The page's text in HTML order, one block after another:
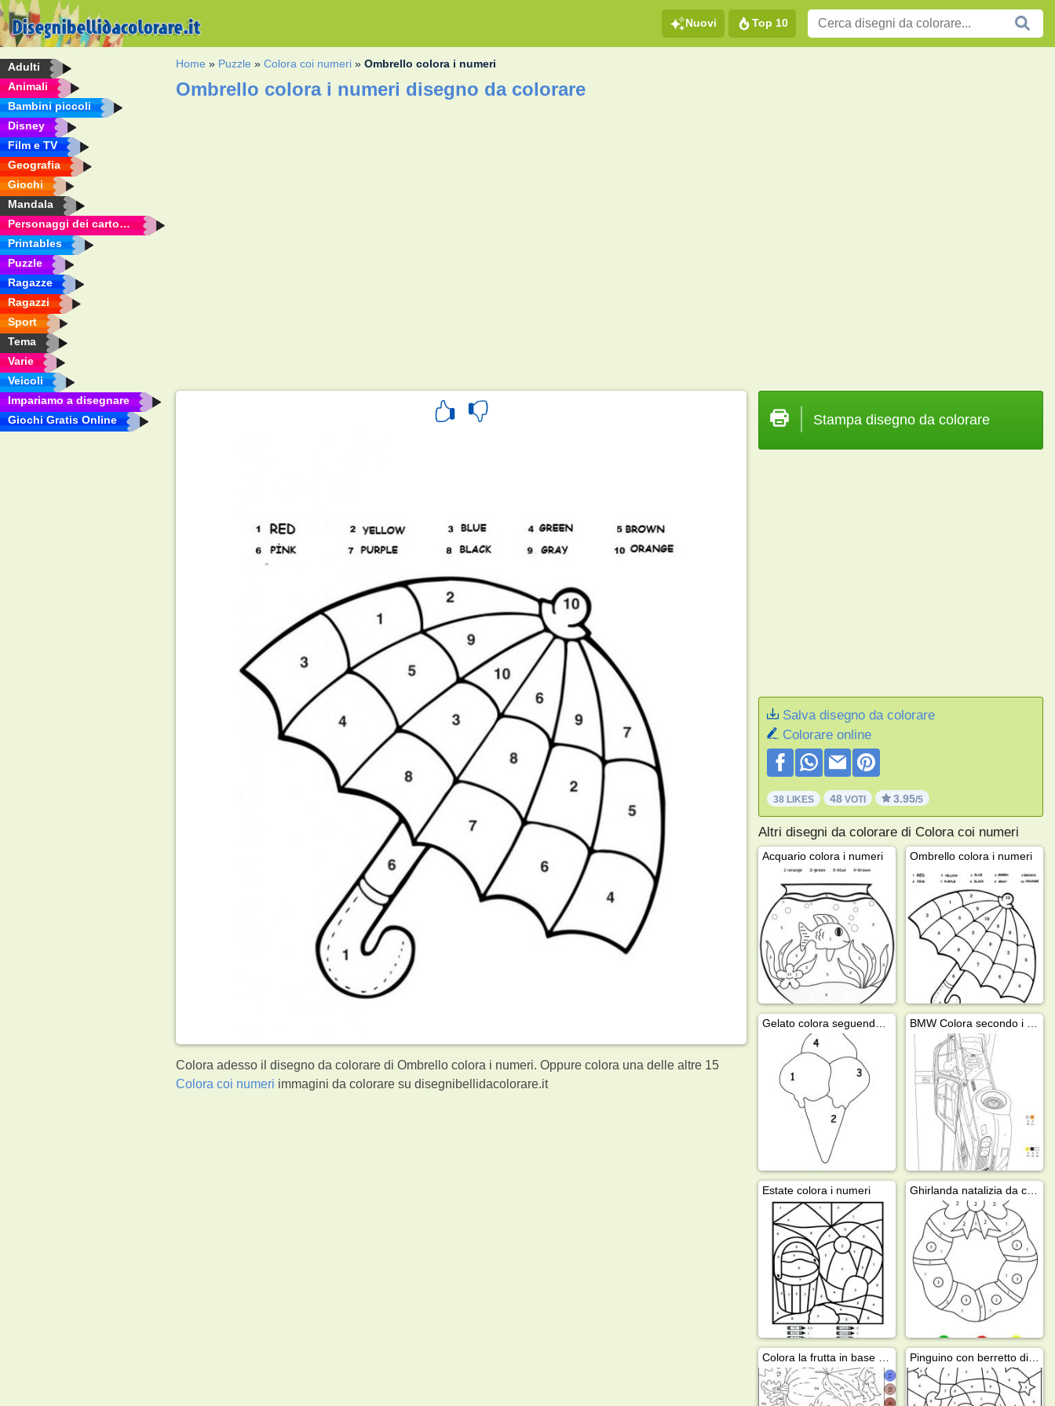
Nuovi Top 10
Adulti
Animali
Bambini piccoli
Disney
Film e TV
Geografia
Giochi
Mandala
Personaggi dei cartoni animati
Printables
Puzzle
Ragazze
Ragazzi
Sport
Tema
Varie
Veicoli
Impariamo a disegnare
Giochi Gratis Online
Home » Puzzle »Colora coi numeri »Ombrello colora i numeri
Ombrello colora i numeri disegno da colorare
Colora adesso il disegno da colorare di Ombrello colora i numeri. Oppure colora una delle altre 15
Colora coi numeri immagini da colorare su disegnibellidacolorare.it
Stampa disegno da colorare
Salva disegno da colorare
Colorare online
38 LIKES 48VOTI 3.95/5
Altri disegni da colorare di Colora coi numeri
Acquario colora i numeri Ombrello colora i numeri
Estate colora i numeri Ghirlanda natalizia da colorare
Pinguino con berretto di Babbo Natale - Colora i numeri